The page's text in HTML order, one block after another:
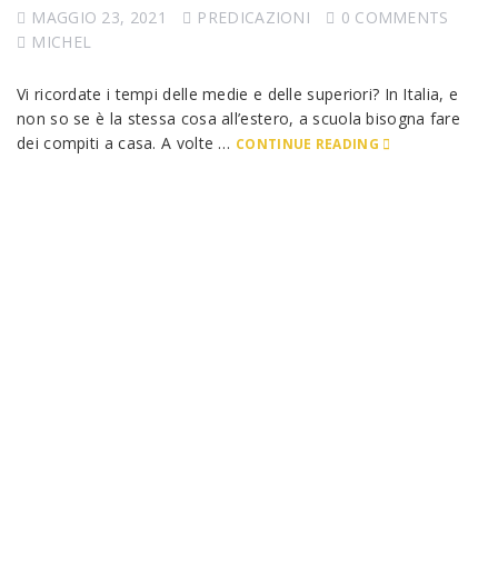
MAGGIO 23, 2021 PREDICAZIONI
0 COMMENTS
MICHEL
Vi ricordate i tempi delle medie e delle superiori? In Italia, e
non so se è la stessa cosa all’estero, a scuola bisogna fare
dei compiti a casa. A volte … CONTINUE READING